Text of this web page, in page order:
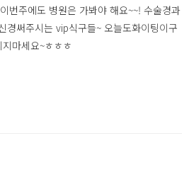
번주에도 병원은 가봐야 해요~~! 수술경과
경써주시는 vip식구들~ 오늘도화이팅이구
마세요~ㅎㅎㅎ